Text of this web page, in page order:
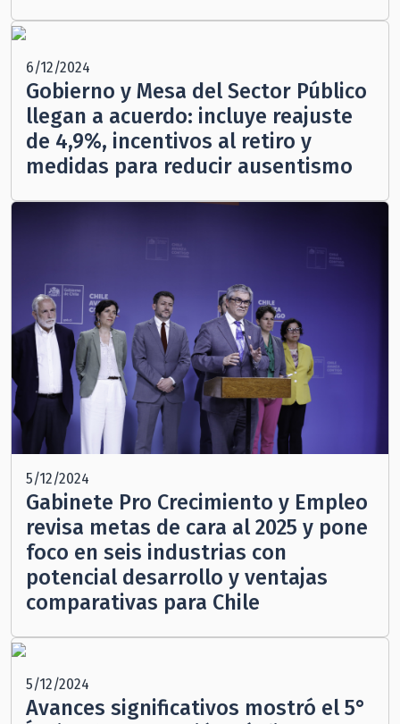
6/12/2024
Gobierno y Mesa del Sector Público
llegan a acuerdo: incluye reajuste
de 4,9%, incentivos al retiro y
medidas para reducir ausentismo
5/12/2024
Gabinete Pro Crecimiento y Empleo
revisa metas de cara al 2025 y pone
foco en seis industrias con
potencial desarrollo y ventajas
comparativas para Chile
5/12/2024
Avances significativos mostró el 5°